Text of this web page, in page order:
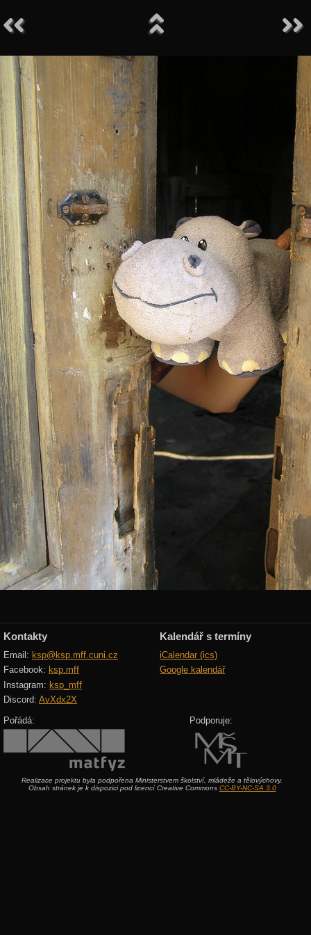
Kontakty
Email: ksp@ksp.mff.cuni.cz
Facebook: ksp.mff
Instagram: ksp_mff
Discord: AvXdx2X
Kalendář s termíny
iCalendar (ics)
Google kalendář
Pořádá: Podporuje:
Realizace projektu byla podpořena Ministerstvem školství, mládeže a tělovýchovy.
Obsah stránek je k dispozici pod licencí Creative Commons CC-BY-NC-SA 3.0